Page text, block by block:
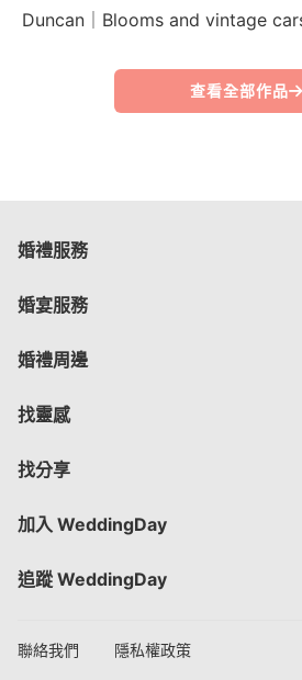
Duncan｜Blooms and vintage
查看全部作品
婚禮服務
婚宴服務
婚禮周邊
找靈感
找分享
加入 WeddingDay
追蹤 WeddingDay
聯絡我們 隱私權政策